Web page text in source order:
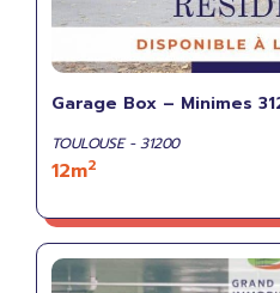
Garage Box – Minimes
TOULOUSE - 31200
12m2